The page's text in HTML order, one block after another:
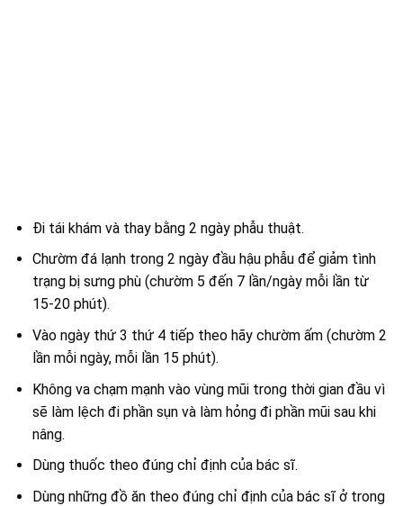
Đi tái khám và thay bằng 2 ngày phẫu thuật.
Chườm đá lạnh trong 2 ngày đầu hậu phẫu để giảm tình
trạng bị sưng phù (chườm 5 đến 7 lần/ngày mỗi lần từ
15-20 phút).
Vào ngày thứ 3 thứ 4 tiếp theo hãy chườm ấm (chườm 2
lần mỗi ngày, mỗi lần 15 phút).
Không va chạm mạnh vào vùng mũi trong thời gian đầu vì
sẽ làm lệch đi phần sụn và làm hỏng đi phần mũi sau khi
nâng.
Dùng thuốc theo đúng chỉ định của bác sĩ.
Dùng những đồ ăn theo đúng chỉ định của bác sĩ ở trong